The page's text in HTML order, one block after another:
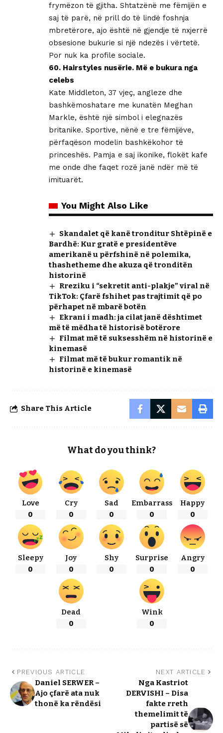
frymëzon të gjitha. Shtatzënë me fëmijën e
saj të parë, në prill do të lindë foshnja
mbretërore, ajo është në gjendje të nxjerrë
obsesione bukurie si një ndezës i vërtetë.
Por nuk ka profile sociale.
60. Hairstyles nusërie. Më e bukura nga
celebs
Kate Middleton, 37 vjeç, angleze dhe
bashkëmoshatare me kunatën Meghan
Markle, është një simbol i elegnazës
britanike. Sportive, nënë e tre fëmijëve,
përfaqëson modelin bashkëkohor të
princeshës. Pamja e saj ikonike, flokët kafe
me onde dhe faqet rozë janë ndër më të
imituarët.
You Might Also Like
Skandalet që kanë tronditur Shtëpinë e
Bardhë: Kur gratë e presidentëve
amerikanë u përfshinë në polemika,
thashetheme dhe akuza që tronditën
historinë
Rreziku i “sekretit anti-plakje” viral në
TikTok: Çfarë fshihet pas trajtimit që po
përhapet në mbarë botën
Ekrani i madh: ja cilat janë dështimet
më të mëdha të historisë botërore
Filmat më të suksesshëm në historinë e
kinemasë
Filmat më të bukur romantik në
historinë e kinemasë
Share This Article
What do you think?
Love
0
Cry
0
Sad
0
Embarrass
0
Happy
0
Sleepy
0
Joy
0
Shy
0
Surprise
0
Angry
0
Dead
0
Wink
0
PREVIOUS ARTICLE
Daniel SERWER –
Ajo çfarë ata nuk
thonë ka rëndësi
NEXT ARTICLE
Nga Kastriot
DERVISHI – Disa
fakte rreth
themelimit të
partisë së